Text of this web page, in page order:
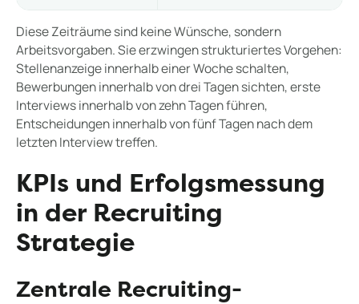
Diese Zeiträume sind keine Wünsche, sondern
Arbeitsvorgaben. Sie erzwingen strukturiertes Vorgehen:
Stellenanzeige innerhalb einer Woche schalten,
Bewerbungen innerhalb von drei Tagen sichten, erste
Interviews innerhalb von zehn Tagen führen,
Entscheidungen innerhalb von fünf Tagen nach dem
letzten Interview treffen.
KPIs und Erfolgsmessung
in der Recruiting
Strategie
Zentrale Recruiting-